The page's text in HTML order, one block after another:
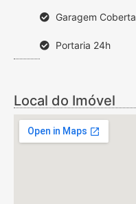
Garagem Coberta
Portaria 24h
Local do Imóvel